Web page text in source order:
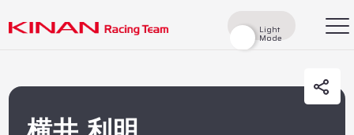
Light
Mode
Light
Mode
Yokoi